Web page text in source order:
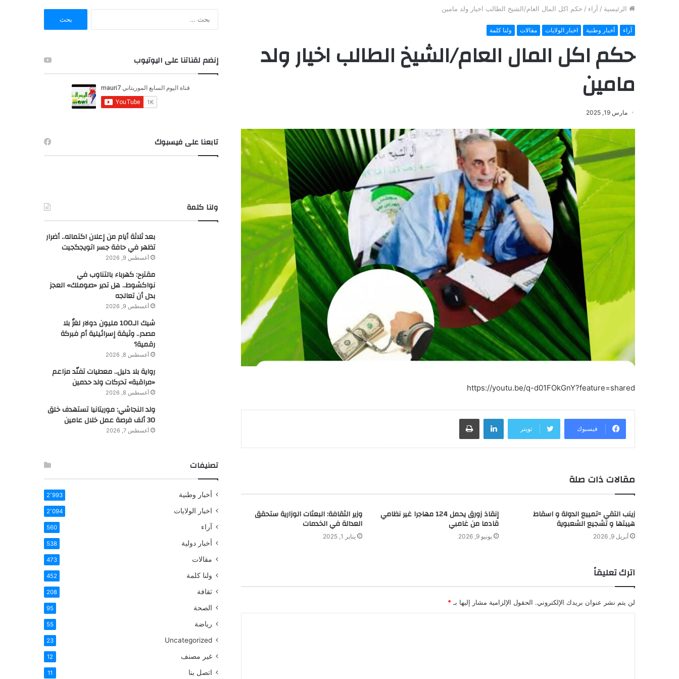
الرئيسية / آراء / حكم اكل المال العام/الشيخ الطالب اخيار ولد مامين
آراء أخبار وطنية اخبار الولايات مقالات ولنا كلمة
حكم اكل المال العام/الشيخ الطالب اخيار ولد
مامين
مارس 19, 2025
https://youtu.be/q-d01FOkGnY?feature=shared
فيسبوك تويتر
لينكدإن
مقالات ذات صلة
زينب التقي =تمييع الدولة و اسقاط
هيبتها و تشجيع الشعبوية
أبريل 9, 2026
إنقاذ زورق يحمل 124 مهاجرا غير نظامي
قادما من غامبي
يونيو 9, 2026
وزير الثقافة: البعثات الوزارية ستحقق
العدالة في الخدمات
يناير 1, 2025
اترك تعليقاً
لن يتم نشر عنوان بريدك الإلكتروني. الحقول الإلزامية مشار إليها بـ *
:
إنضم لقناتنا على اليوتيوب
تابعنا على فيسبوك
ولنا كلمة
بعد ثلاثة أيام من إعلان اكتماله.. أضرار
تظهر في حافة جسر اتويجگجيت
أغسطس 9, 2026
مقترح: كهرباء بالتناوب في
نواكشوط.. هل تدير «صوملك» العجز
بدل أن تعالجه
أغسطس 9, 2026
شيك الـ100 مليون دولار لغزٌ بلا
مصدر.. وثيقة إسرائيلية أم فبركة
رقمية؟
أغسطس 8, 2026
رواية بلا دليل.. معطيات تفنّد مزاعم
«مراقبة» تحركات ولد حدمين
أغسطس 8, 2026
ولد النجاشي: موريتانيا تستهدف خلق
30 ألف فرصة عمل خلال عامين
أغسطس 7, 2026
تصنيفات
أخبار وطنية 2٬993
اخبار الولايات 2٬094
آراء 560
أخبار دولية 538
مقالات 473
ولنا كلمة 452
ثقافة 208
الصحة 95
رياضة 55
Uncategorized
23
غير مصنف 12
اتصل بنا 11